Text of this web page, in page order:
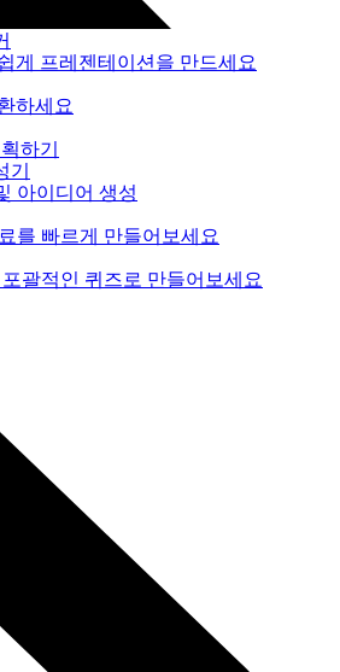
게 프레젠테이션을 만드세요
하세요
하기
기
아이디어 생성
를 빠르게 만들어보세요
괄적인 퀴즈로 만들어보세요